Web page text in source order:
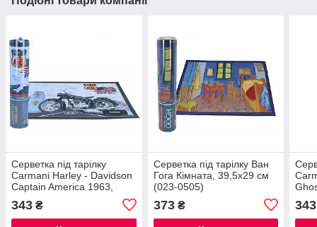
Серветка під тарілку
Carmani Harley - Davidson
Captain America 1963,
343 ₴
Серветка під тарілку Ван
Гога Кімната, 39,5х29 см
(023-0505)
373₴ 343